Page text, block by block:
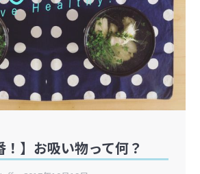
！】お吸い物って何？